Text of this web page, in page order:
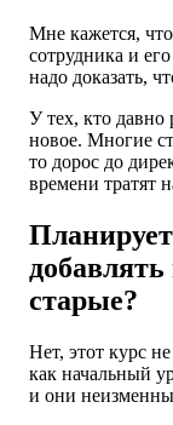
Мне кажется, что
сотрудника и
надо доказать,
У тех, кто давно
новое. Многие
то дорос до
времени тратят
старые?
Нет, этот курс
как начальный
и они